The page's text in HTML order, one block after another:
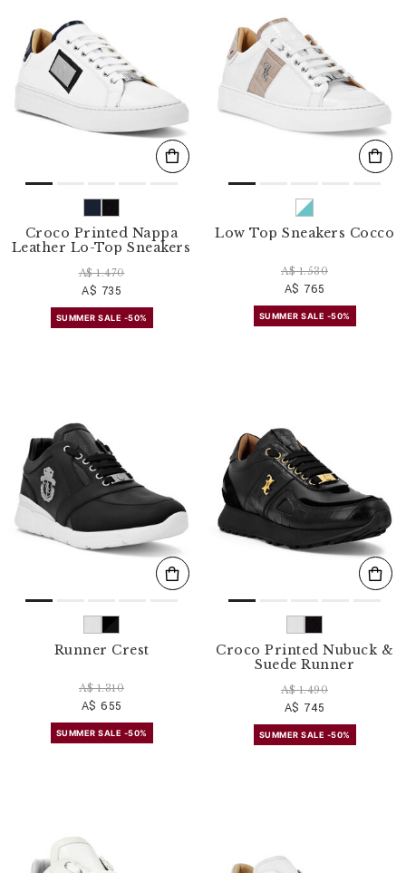
Croco Printed Nappa
Leather Lo-Top Sneakers
A$ 1.470
A$ 735
SUMMER SALE -50%
Low Top Sneakers Cocco
A$ 1.530
A$ 765
SUMMER SALE -50%
Runner Crest
A$ 1.310
A$ 655
SUMMER SALE -50%
Croco Printed Nubuck &
Suede Runner
A$ 1.490
A$ 745
SUMMER SALE -50%